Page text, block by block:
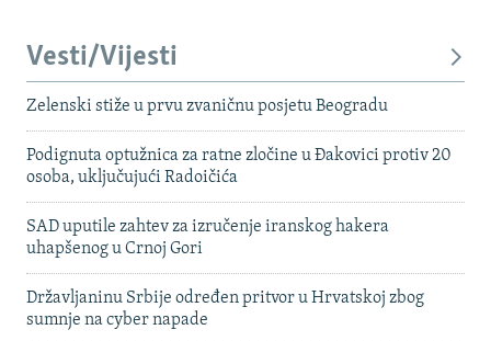
Vesti/Vijesti
Zelenski stiže u prvu zvaničnu posjetu Beogradu
Podignuta optužnica za ratne zločine u Đakovici protiv 20
osoba, uključujući Radoičića
SAD uputile zahtev za izručenje iranskog hakera
uhapšenog u Crnoj Gori
Državljaninu Srbije određen pritvor u Hrvatskoj zbog
sumnje na cyber napade